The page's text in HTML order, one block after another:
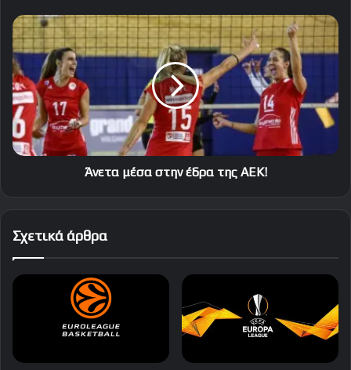
Άνετα
μέσα
στην
έδρα
της
ΑΕΚ!
Άνετα μέσα στην έδρα της ΑΕΚ!
Σχετικά άρθρα